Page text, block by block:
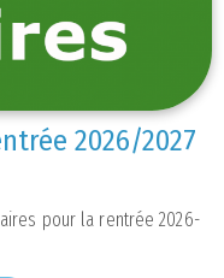
2026/2027
pour la rentrée 2026-